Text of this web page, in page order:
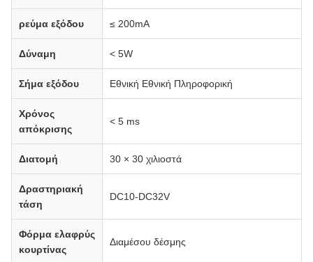
ρεύμα εξόδου ≤ 200mA
Δύναμη < 5W
Σήμα εξόδου Εθνική Εθνική Πληροφορική
Χρόνος
απόκρισης
< 5 ms
Διατομή 30 × 30 χιλιοστά
Δραστηριακή
τάση
DC10-DC32V
Φόρμα ελαφρύς
κουρτίνας
Διαμέσου δέσμης